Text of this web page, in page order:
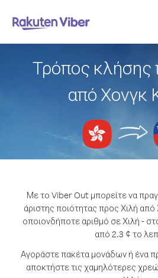
Τρόπος κλήσης
από Χονγκ
Με το Viber Out μπορείτε να
άριστης ποιότητας προς Χιλή
οποιονδήποτε αριθμό σε Χιλή -
από 2.3 ¢ το
Αγοράστε πακέτα μονάδων ή ένα
αποκτήστε τις χαμηλότερες